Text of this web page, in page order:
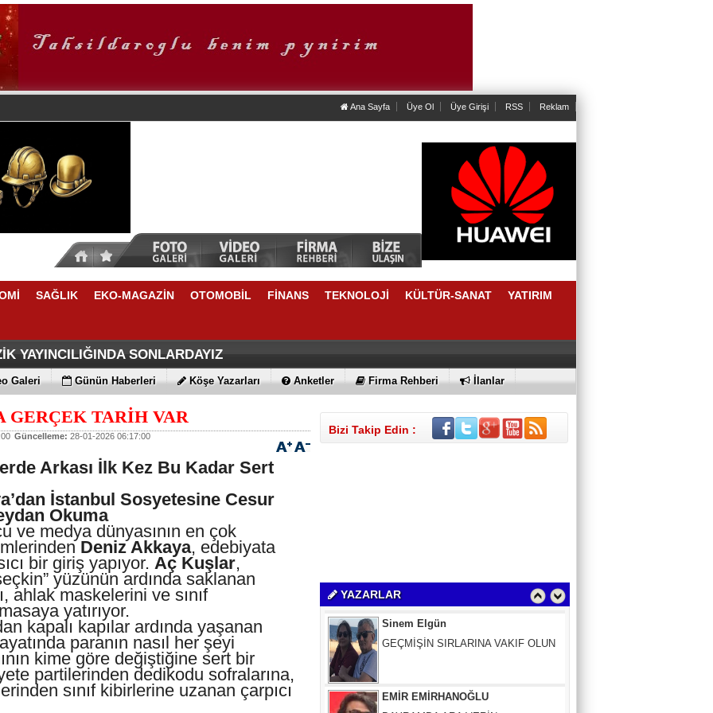
Ana Sayfa Üye Ol Üye Girişi RSS Reklam
SAĞLIK EKO-MAGAZİN OTOMOBİL FİNANS TEKNOLOJİ KÜLTÜR-SANAT YATIRIM
ANKARA'DA
ISTANBUL’DAN HAYVAN DOSTLARINA ÖZEL YAKLAŞIM
YAYINCILIĞINDA SONLARDAYIZ
DESTEKLİYORLARMIŞ
FITIKTA DA ÖNEMLİ
BİLE KORKUTTU
EN UYGUNLAR
YAPTILAR
DAHA!!!
YENİ RENK
Galeri Günün Haberleri Köşe Yazarları Anketler Firma Rehberi İlanlar
GERÇEK TARİH VAR
Güncelleme: 28-01-2026 06:17:00
Arkası İlk Kez Bu Kadar Sert
İstanbul Sosyetesine Cesur
Okuma
ve medya dünyasının en çok
Deniz Akkaya, edebiyata
bir giriş yapıyor. Aç Kuşlar,
yüzünün ardında saklanan
ahlak maskelerini ve sınıf
yatırıyor.
kapalı kapılar ardında yaşanan
paranın nasıl her şeyi
kime göre değiştiğine sert bir
partilerinden dedikodu sofralarına,
sınıf kibirlerine uzanan çarpıcı
Bizi Takip Edin :
YAZARLAR
GEÇMİŞİN SIRLARINA VAKIF OLUN